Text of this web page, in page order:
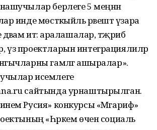
берлеге 5 меңнән
инде мөстәкыйль рәвештә үзара
дәвам итә: аралашалар, тәҗрибә
үз проектларын интеграциялиләр
гамәлгә ашыралар».
исемлеге
сайтында урнаштырылган.
Русия» конкурсы «Мәгариф»
«Һәркем өчен социаль